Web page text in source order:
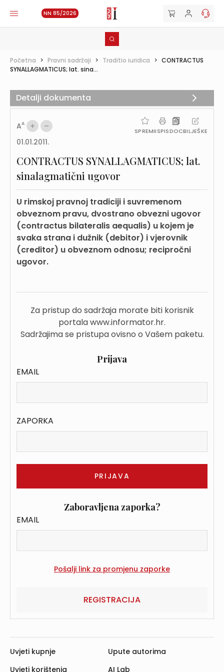
NN 85/2026
Početna > Pravni sadržaji > Traditio iuridica > CONTRACTUS
SYNALLAGMATICUS; lat. sina...
AA
SPREMIISPISDOCBILJEŠKE
01.01.2011.
CONTRACTUS SYNALLAGMATICUS; lat.
sinalagmatični ugovor
U rimskoj pravnoj tradiciji i suvremenom
obveznom pravu, dvostrano obvezni ugovor
(contractus bilateralis aequalis) u kojem je
svaka strana i dužnik (debitor) i vjerovnik
(creditor) u obveznom odnosu; recipročni
ugovor.
Za pristup do sadržaja morate biti korisnik
portala www.informator.hr.
Sadržajima se pristupa ovisno o Vašem paketu.
Prijava
EMAIL
ZAPORKA
Zaboravljena zaporka?
EMAIL
REGISTRACIJA
Detalji dokumenta
Uvjeti kupnje
Uvjeti korištenja
Upute autorima
AI Lab